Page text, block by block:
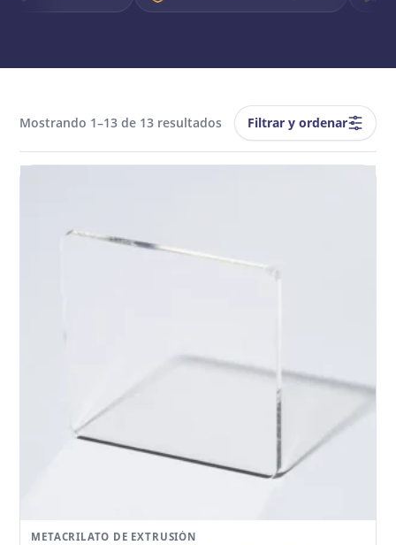
Mostrando 1–13 de 13 resultados Filtrar y ordenar
METACRILATO DE EXTRUSIÓN